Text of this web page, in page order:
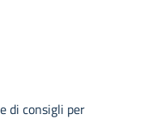
di consigli per